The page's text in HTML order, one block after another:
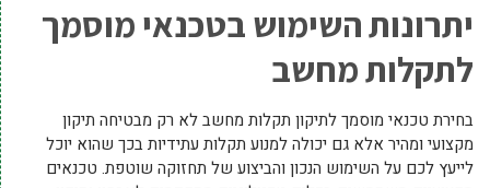
יתרונות השימוש בטכנאי מוסמך
לתקלות מחשב
בחירת טכנאי מוסמך לתיקון תקלות מחשב לא רק מבטיחה תיקון
מקצועי ומהיר אלא גם יכולה למנוע תקלות עתידיות בכך שהוא יוכל
לייעץ לכם על השימוש הנכון והביצוע של תחזוקה שוטפת. טכנאים